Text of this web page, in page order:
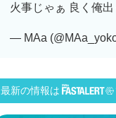
火事じゃぁ 良く俺
— MAa
最新の情報は